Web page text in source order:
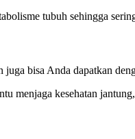
tubuh sehingga
juga bisa Anda dapatkan
menjaga kesehatan